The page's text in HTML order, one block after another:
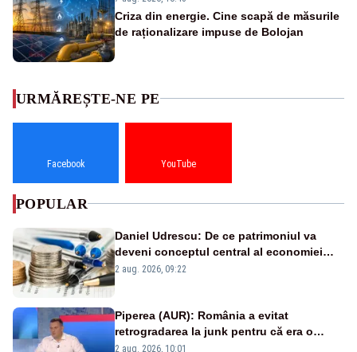
Criza din energie. Cine scapă de măsurile
de raționalizare impuse de Bolojan
URMĂREȘTE-NE PE
Facebook YouTube
POPULAR
Daniel Udrescu: De ce patrimoniul va
deveni conceptul central al economiei
viitoare?
2 aug. 2026, 09:22
Piperea (AUR): România a evitat
retrogradarea la junk pentru că era o
catastrofă pentru bănci și fondurile de
2 aug. 2026, 10:01